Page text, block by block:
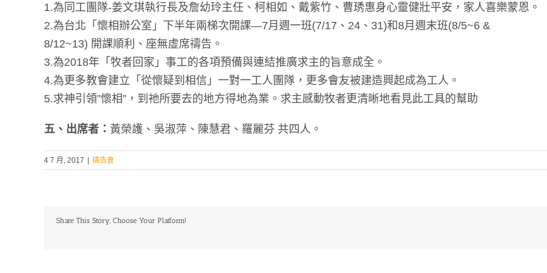
1.為同工團隊-姜文琪執行長及詹幼玲主任、柯相如、戴紫竹、曹琇惠身心靈健壯平安，家人喜樂蒙恩。
2.為台北「懷相辦公室」下半年兩梯次開課—7月週一班(7/17、24、31)和8月週末班(8/5~6 &
8/12~13) 開課順利、座無虛席禱告。
3.為2018年「牧者回家」事工的各項預備與連結推廣求主的旨意成全。
4.為更多教會建立「從懷疑到相信」一對一工人團隊，更多會友被建造興起成為工人。
5.求神引領”懷相”，到祂所要去的地方得地為業。求主感動牧者更清晰地看見此工具的幫助
五、出席者： 黃榮護、吳淑萍、陳慧君、羅麗芬 共四人。
4 7 月, 2017 禱告會
Share This Story, Choose Your Platform!